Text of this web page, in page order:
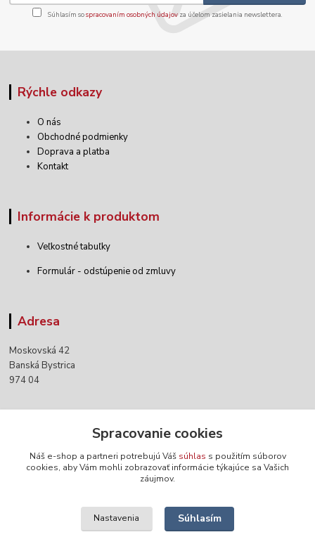
Súhlasím sospracovaním osobných údajov za účelom zasielania newslettera.
Rýchle odkazy
O nás
Obchodné podmienky
Doprava a platba
Kontakt
Informácie k produktom
Veľkostné tabuľky
Formulár - odstúpenie od zmluvy
Adresa
Moskovská 42
Banská Bystrica
974 04
+421 903 152 158
Spracovanie cookies
Náš e-shop a partneri potrebujú Váš súhlas s použitím súborov
cookies, aby Vám mohli zobrazovať informácie týkajúce sa Vašich
záujmov.
Nastavenia Súhlasím